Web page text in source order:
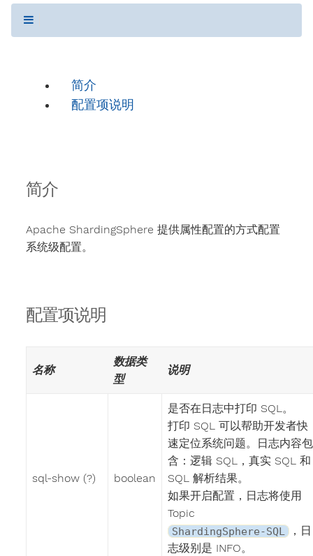
简介
配置项说明
简介
Apache ShardingSphere 提供属性配置的方式配置
系统级配置。
配置项说明
名称
数据类
型
说明
sql-show (?) boolean
是否在日志中打印 SQL。
打印 SQL 可以帮助开发者快
速定位系统问题。日志内容包
含：逻辑 SQL，真实 SQL 和
SQL 解析结果。
如果开启配置，日志将使用
Topic
ShardingSphere-SQL
，日
志级别是 INFO。